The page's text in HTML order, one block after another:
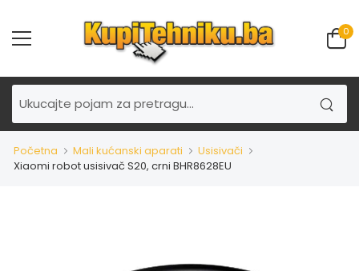
0
Početna Mali kućanski aparati
Usisivači
Xiaomi robot usisivač S20, crni BHR8628EU